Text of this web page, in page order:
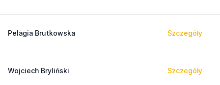
Pelagia Brutkowska Szczegóły
Wojciech Bryliński Szczegóły